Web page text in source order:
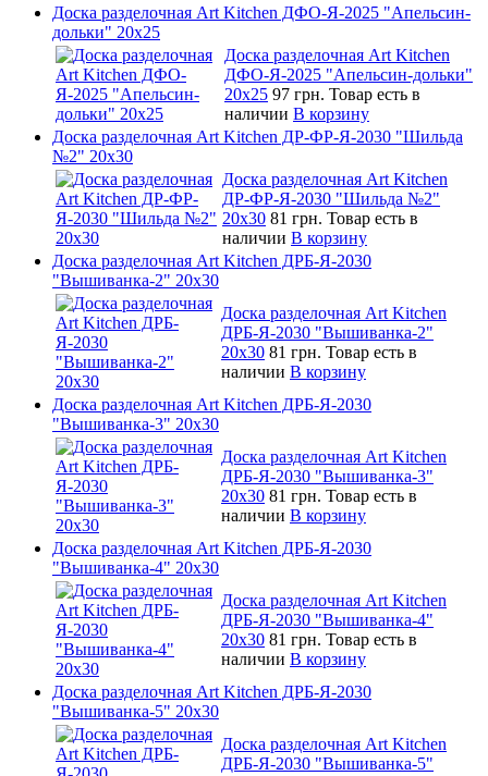
Доска разделочная Art Kitchen ДФО-Я-2025 "Апельсин-
дольки" 20х25
Доска разделочная Art Kitchen
ДФО-Я-2025 "Апельсин-дольки"
20х25 97 грн. Товар есть в
наличии В корзину
Доска разделочная Art Kitchen ДР-ФР-Я-2030 "Шильда
№2" 20х30
Доска разделочная Art Kitchen
ДР-ФР-Я-2030 "Шильда №2"
20х30 81 грн. Товар есть в
наличии В корзину
Доска разделочная Art Kitchen ДРБ-Я-2030
"Вышиванка-2" 20х30
Доска разделочная Art Kitchen
ДРБ-Я-2030 "Вышиванка-2"
20х30 81 грн. Товар есть в
наличии В корзину
Доска разделочная Art Kitchen ДРБ-Я-2030
"Вышиванка-3" 20х30
Доска разделочная Art Kitchen
ДРБ-Я-2030 "Вышиванка-3"
20х30 81 грн. Товар есть в
наличии В корзину
Доска разделочная Art Kitchen ДРБ-Я-2030
"Вышиванка-4" 20х30
Доска разделочная Art Kitchen
ДРБ-Я-2030 "Вышиванка-4"
20х30 81 грн. Товар есть в
наличии В корзину
Доска разделочная Art Kitchen ДРБ-Я-2030
"Вышиванка-5" 20х30
Доска разделочная Art Kitchen
ДРБ-Я-2030 "Вышиванка-5"